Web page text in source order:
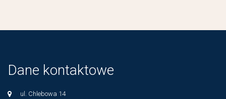
Dane kontaktowe
ul. Chlebowa 14